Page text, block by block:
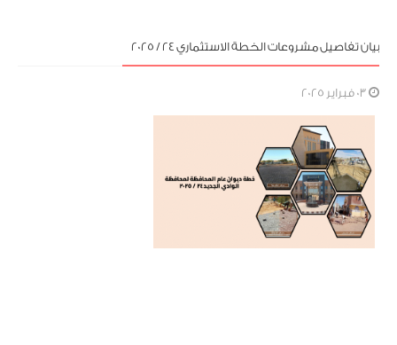
بيان تفاصيل مشروعات الخطة الاستثماري 24 / 2025